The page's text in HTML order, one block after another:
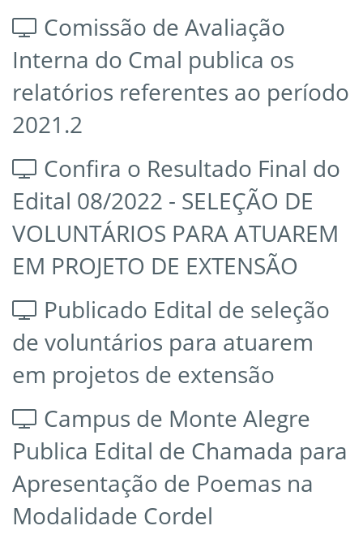
Comissão de Avaliação
Interna do Cmal publica os
relatórios referentes ao período
2021.2
Confira o Resultado Final do
Edital 08/2022 - SELEÇÃO DE
VOLUNTÁRIOS PARA ATUAREM
EM PROJETO DE EXTENSÃO
Publicado Edital de seleção
de voluntários para atuarem
em projetos de extensão
Campus de Monte Alegre
Publica Edital de Chamada para
Apresentação de Poemas na
Modalidade Cordel